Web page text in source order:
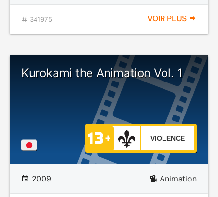
341975 VOIR PLUS
Kurokami the Animation Vol. 1
VIOLENCE
2009 Animation